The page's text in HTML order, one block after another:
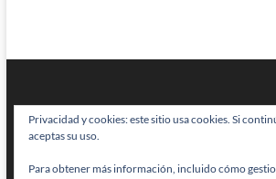
BRAINSTOMPING| Diseñado por:Theme Freesia
Privacidad y cookies: este sitio usa cookies. Si
aceptas su uso.
Para obtener más información, incluido cómo